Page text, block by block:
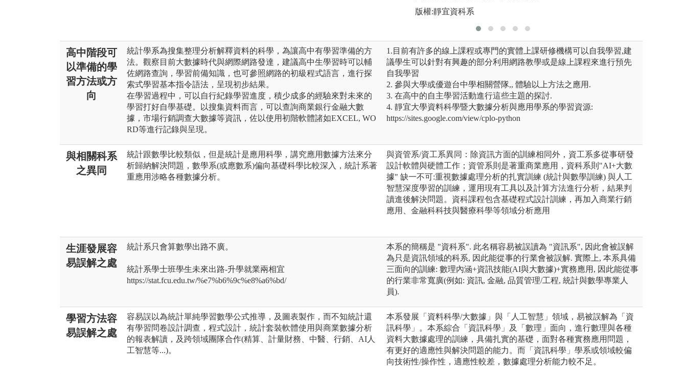
版權:靜宜資科系
高中階段可
以準備的學
習方法或方
向
統計學系為搜集整理分析解釋資料的科學，為讓高中有學習準備的方
法。觀察目前大數據時代與網際網路發達，建議高中生學習時可以輔
佐網路查詢，學習前備知識，也可參照網路的初級程式語言，進行探
索式學習基本指令語法，呈現初步結果。
在學習過程中，可以自行紀錄學習進度，積少成多的經驗來對未來的
學習打好自學基礎。以搜集資料而言，可以查詢商業銀行金融大數
據，市場行銷調查大數據等資訊，佐以使用初階軟體諸如EXCEL, WO
RD等進行記錄與呈現。
1.目前有許多的線上課程或專門的實體上課研修機構可以自我學習,建
議學生可以針對有興趣的部分利用網路教學或是線上課程來進行預先
自我學習
2. 參與大學或優遊台中學相關營隊,, 體驗以上方法之應用.
3. 在高中的自主學習活動進行這些主題的探討.
4. 靜宜大學資料科學暨大數據分析與應用學系的學習資源:
https://sites.google.com/view/cplo-python
與相關科系
之異同
統計跟數學比較類似，但是統計是應用科學，講究應用數據方法來分
析歸納解決問題，數學系(或應數系)偏向基礎科學比較深入，統計系著
重應用涉略各種數據分析。
與資管系/資工系異同：除資訊方面的訓練相同外，資工系多從事研發
設計軟體與硬體工作；資管系則是著重商業應用，資科系則"AI+大數
據" 缺一不可:重視數據處理分析的扎實訓練 (統計與數學訓練) 與人工
智慧深度學習的訓練，運用現有工具以及計算方法進行分析，結果判
讀進後解決問題。資科課程包含基礎程式設計訓練，再加入商業行銷
應用、金融科科技與醫療科學等領域分析應用
生涯發展容
易誤解之處
統計系只會算數學出路不廣。
統計系學士班學生未來出路-升學就業兩相宜
https://stat.fcu.edu.tw/%e7%b6%9c%e8%a6%bd/
本系的簡稱是 "資科系". 此名稱容易被誤讀為 "資訊系", 因此會被誤解
為只是資訊領域的科系, 因此能從事的行業會被誤解. 實際上, 本系具備
三面向的訓練: 數理內涵+資訊技能(AI與大數據)+實務應用, 因此能從事
的行業非常寬廣(例如: 資訊, 金融, 品質管理/工程, 統計與數學專業人
員).
學習方法容
易誤解之處
容易誤以為統計單純學習數學公式推導，及圖表製作，而不知統計還
有學習問卷設計調查，程式設計，統計套裝軟體使用與商業數據分析
的報表解讀，及跨領域團隊合作(精算、計量財務、中醫、行銷、AI人
工智慧等...)。
本系發展「資料科學/大數據」與「人工智慧」領域，易被誤解為「資
訊科學」。本系綜合「資訊科學」及「數理」面向，進行數理與各種
資料大數據處理的訓練，具備扎實的基礎，面對各種實務應用問題，
有更好的適應性與解決問題的能力。而「資訊科學」學系或領域較偏
向技術性/操作性，適應性較差，數據處理分析能力較不足。